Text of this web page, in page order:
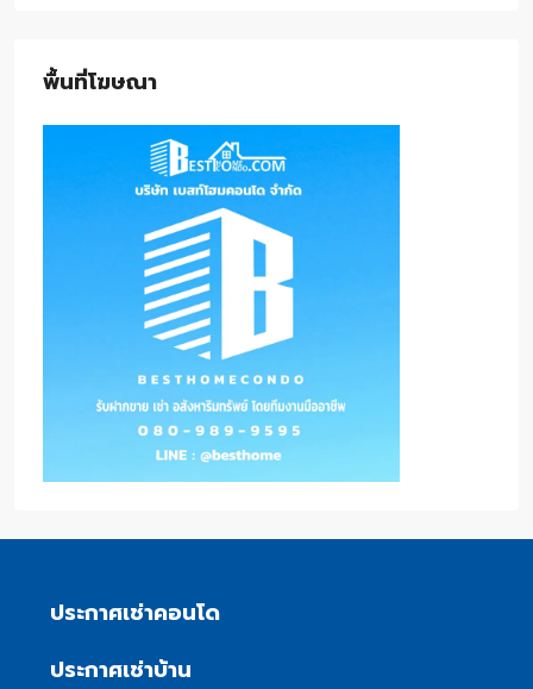
พื้นที่โฆษณา
ประกาศเช่าคอนโด
ประกาศเช่าบ้าน